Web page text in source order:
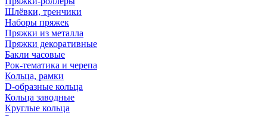
Шлёвки, тренчики
Наборы пряжек
Пряжки из металла
Пряжки декоративные
Бакли часовые
Рок-тематика и черепа
Кольца, рамки
D-образные кольца
Кольца заводные
Круглые кольца